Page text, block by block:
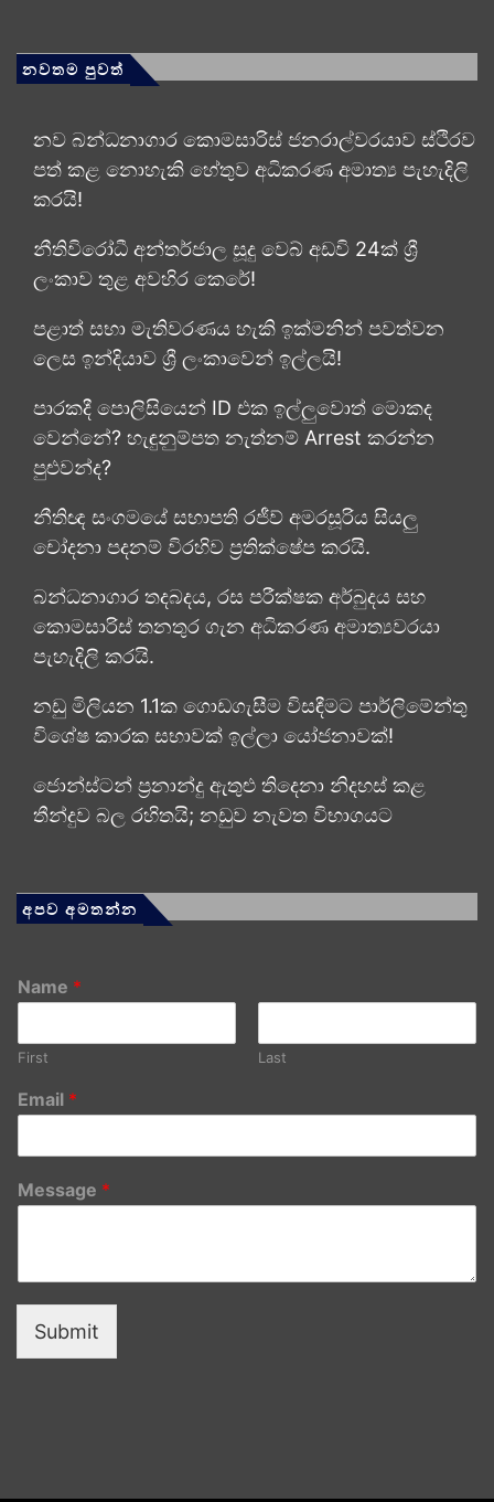
නවතම පුවත්
නව බන්ධනාගාර කොමසාරිස් ජනරාල්වරයාව ස්ථිරව
පත් කළ නොහැකි හේතුව අධිකරණ අමාත්‍ය පැහැදිලි
කරයි!
නීතිවිරෝධී අන්තර්ජාල සූදු වෙබ් අඩවි 24ක් ශ්‍රී
ලංකාව තුළ අවහිර කෙරේ!
පළාත් සභා මැතිවරණය හැකි ඉක්මනින් පවත්වන
ලෙස ඉන්දියාව ශ්‍රී ලංකාවෙන් ඉල්ලයි!
පාරකදී පොලිසියෙන් ID එක ඉල්ලුවොත් මොකද
වෙන්නේ? හැඳුනුම්පත නැත්නම් Arrest කරන්න
පුළුවන්ද?
නීතිඥ සංගමයේ සභාපති රජීව් අමරසූරිය සියලු
චෝදනා පදනම් විරහිව ප්‍රතික්ෂේප කරයි.
බන්ධනාගාර තදබදය, රස පරීක්ෂක අර්බුදය සහ
කොමසාරිස් තනතුර ගැන අධිකරණ අමාත්‍යවරයා
පැහැදිලි කරයි.
නඩු මිලියන 1.1ක ගොඩගැසීම විසඳීමට පාර්ලිමේන්තු
විශේෂ කාරක සභාවක් ඉල්ලා යෝජනාවක්!
ජොන්ස්ටන් ප්‍රනාන්දු ඇතුළු තිදෙනා නිදහස් කළ
තීන්දුව බල රහිතයි; නඩුව නැවත විභාගයට
අපව අමතන්න
Name *
First Last
Email *
Message *
Submit